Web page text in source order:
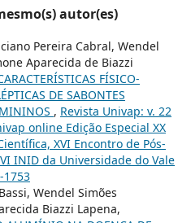
autor(es)
Pereira Cabral, Wendel
Aparecida de Biazzi
FÍSICO-
DE SABONTES
, Revista Univap: v. 22
online Edição Especial XX
XVI Encontro de Pós-
INID da Universidade do Vale
1753
Wendel Simões
Biazzi Lapena,